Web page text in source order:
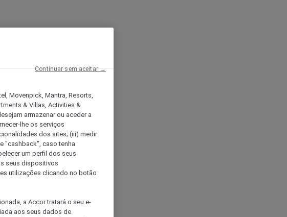
Movenpick, Mantra, Resorts,
& Villas, Activities &
armazenar ou aceder a
lhe os serviços
dos sites; (iii) medir
"cashback", caso tenha
um perfil dos seus
seus dispositivos
utilizações clicando no botão
a Accor tratará o seu e-
aos seus dados de
Continuar sem aceitar →